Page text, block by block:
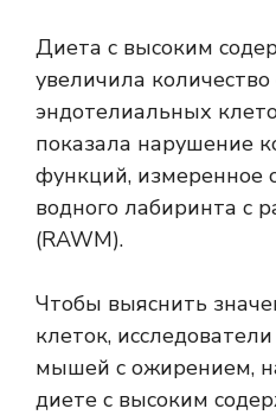
Диета с высоким
увеличила
эндотелиальных
показала нарушение
функций, измеренное
водного лабиринта с
(RAWM).
Чтобы выяснить
клеток,
мышей с ожирением,
диете с высоким